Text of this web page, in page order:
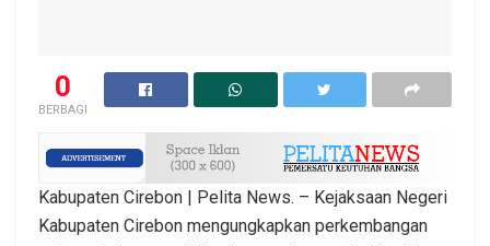
0
BERBAGI
Kabupaten Cirebon | Pelita News. – Kejaksaan Negeri
Kabupaten Cirebon mengungkapkan perkembangan